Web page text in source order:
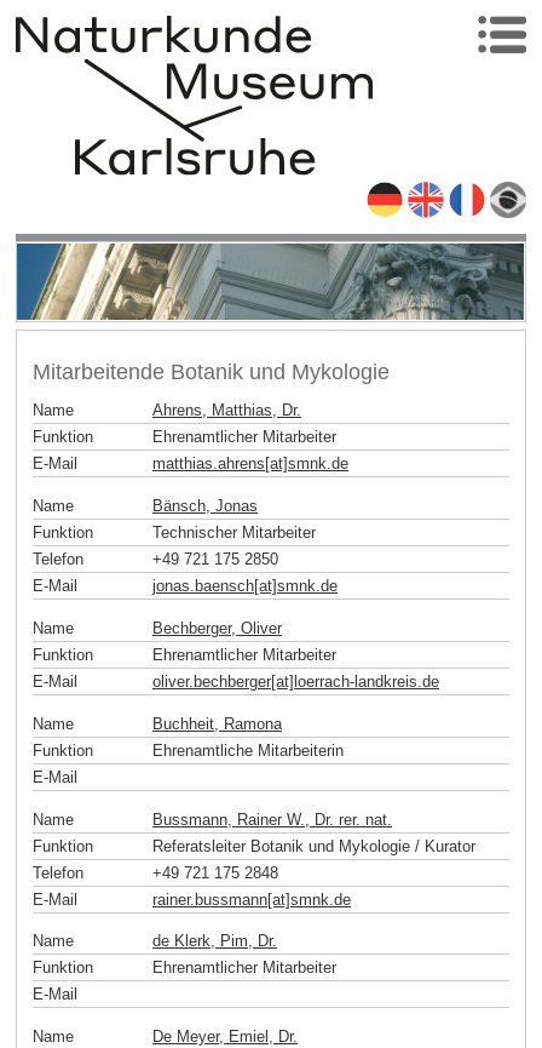
Mitarbeitende Botanik und Mykologie
Name
Ahrens, Matthias, Dr.
Funktion
Ehrenamtlicher Mitarbeiter
E-Mail
matthias.ahrens[at]smnk.de
Name
Bänsch, Jonas
Funktion
Technischer Mitarbeiter
Telefon
+49 721 175 2850
E-Mail
jonas.baensch[at]smnk.de
Name
Bechberger, Oliver
Funktion
Ehrenamtlicher Mitarbeiter
E-Mail
oliver.bechberger[at]loerrach-landkreis.de
Name
Buchheit, Ramona
Funktion
Ehrenamtliche Mitarbeiterin
E-Mail
Name
Bussmann, Rainer W., Dr. rer. nat.
Funktion
Referatsleiter Botanik und Mykologie / Kurator
Telefon
+49 721 175 2848
E-Mail
rainer.bussmann[at]smnk de
Name
de Klerk, Pim, Dr.
Funktion
Ehrenamtlicher Mitarbeiter
E-Mail
Name
De Meyer, Emiel, Dr.